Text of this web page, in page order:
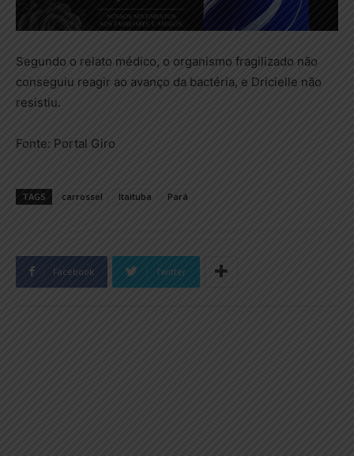
Segundo o relato médico, o organismo fragilizado não
conseguiu reagir ao avanço da bactéria, e Dricielle não
resistiu.
Fonte: Portal Giro
TAGS carrossel Itaituba Pará
Facebook Twitter